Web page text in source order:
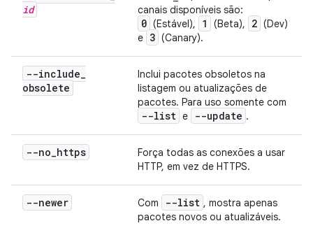
id
canais disponíveis são:
0 (Estável), 1 (Beta), 2 (Dev)
e 3 (Canary).
--include_
obsolete
Inclui pacotes obsoletos na
listagem ou atualizações de
pacotes. Para uso somente com
--list e --update .
--no_https
Força todas as conexões a usar
HTTP, em vez de HTTPS.
--newer Com --list , mostra apenas
pacotes novos ou atualizáveis.